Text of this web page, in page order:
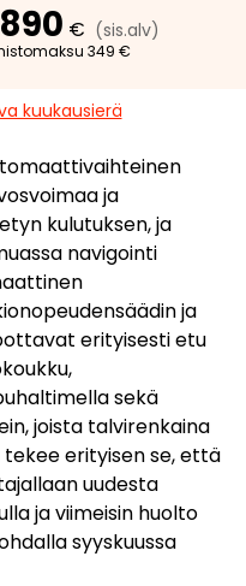
€ (sis.alv)
349 €
kuukausierä
ja
kulutuksen, ja
navigointi
ja
erityisesti etu
sekä
joista talvirenkaina
erityisen se, että
uudesta
ja viimeisin huolto
syyskuussa